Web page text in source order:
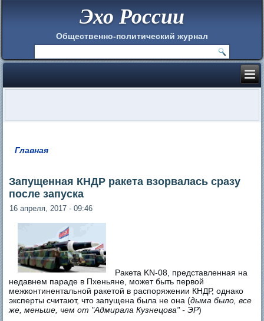
Эхо России
Общественно-политический журнал
Главная
Запущенная КНДР ракета взорвалась сразу
после запуска
16 апреля, 2017 - 09:46
Ракета KN-08, представленная на
недавнем параде в Пхеньяне, может быть первой
межконтинентальной ракетой в распоряжении КНДР, однако
эксперты считают, что запущена была не она (дыма было, все
же, меньше, чем от "Адмирала Кузнецова" - ЭР)